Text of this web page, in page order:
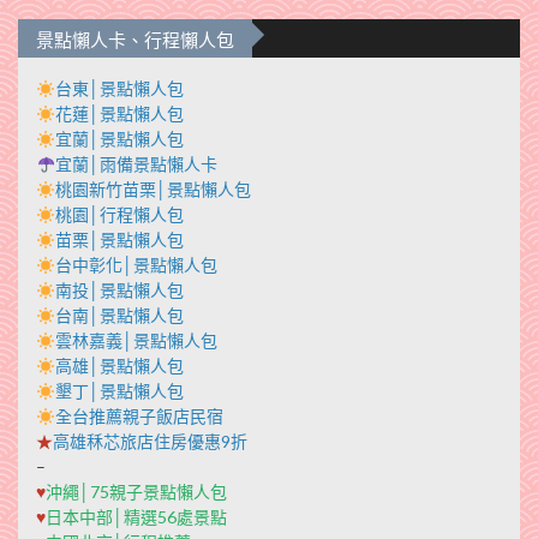
景點懶人卡、行程懶人包
台東│景點懶人包
花蓮│景點懶人包
宜蘭│景點懶人包
宜蘭│雨備景點懶人卡
桃園新竹苗栗│景點懶人包
桃園│行程懶人包
苗栗│景點懶人包
台中彰化│景點懶人包
南投│景點懶人包
台南│景點懶人包
雲林嘉義│景點懶人包
高雄│景點懶人包
墾丁│景點懶人包
全台推薦親子飯店民宿
★高雄秝芯旅店住房優惠9折
–
♥沖繩│75親子景點懶人包
♥日本中部│精選56處景點